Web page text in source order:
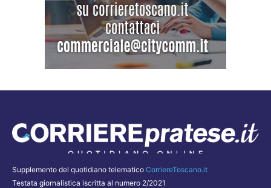
Supplemento del quotidiano telematico CorriereToscano.it
Testata giornalistica iscritta al numero 2/2021